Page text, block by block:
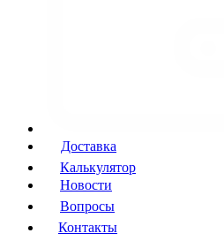
Доставка
Калькулятор
Новости
Вопросы
Контакты